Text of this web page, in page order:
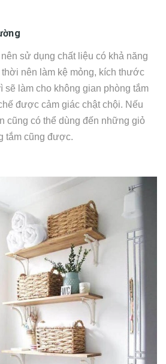
sử dụng chất liệu có khả năng
nên làm kệ mỏng, kích thước
sẽ làm cho không gian phòng tắm
được cảm giác chật chội. Nếu
cũng có thể dùng đến những giỏ
tắm cũng được.